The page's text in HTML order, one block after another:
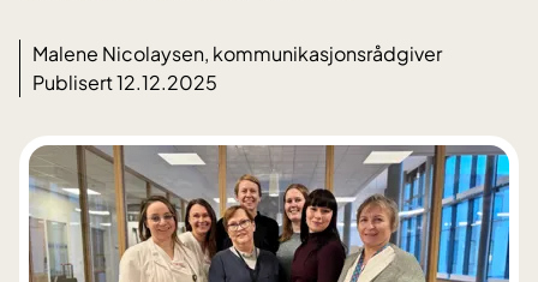
Malene Nicolaysen, kommunikasjonsrådgiver
Publisert 12.12.2025